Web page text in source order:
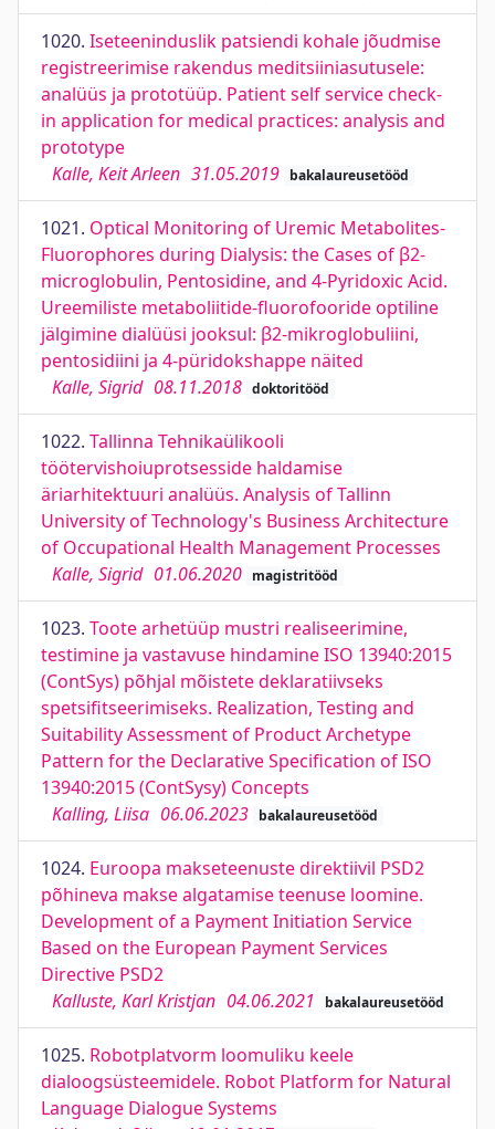
1020. Iseteeninduslik patsiendi kohale jõudmise
registreerimise rakendus meditsiiniasutusele:
analüüs ja prototüüp. Patient self service check-
in application for medical practices: analysis and
prototype
Kalle, Keit Arleen 31.05.2019 bakalaureusetööd
1021. Optical Monitoring of Uremic Metabolites-
Fluorophores during Dialysis: the Cases of β2-
microglobulin, Pentosidine, and 4-Pyridoxic Acid.
Ureemiliste metaboliitide-fluorofooride optiline
jälgimine dialüüsi jooksul: β2-mikroglobuliini,
pentosidiini ja 4-püridokshappe näited
Kalle, Sigrid 08.11.2018 doktoritööd
1022. Tallinna Tehnikaülikooli
töötervishoiuprotsesside haldamise
äriarhitektuuri analüüs. Analysis of Tallinn
University of Technology's Business Architecture
of Occupational Health Management Processes
Kalle, Sigrid 01.06.2020 magistritööd
1023. Toote arhetüüp mustri realiseerimine,
testimine ja vastavuse hindamine ISO 13940:2015
(ContSys) põhjal mõistete deklaratiivseks
spetsifitseerimiseks. Realization, Testing and
Suitability Assessment of Product Archetype
Pattern for the Declarative Specification of ISO
13940:2015 (ContSysy) Concepts
Kalling, Liisa 06.06.2023 bakalaureusetööd
1024. Euroopa makseteenuste direktiivil PSD2
põhineva makse algatamise teenuse loomine.
Development of a Payment Initiation Service
Based on the European Payment Services
Directive PSD2
Kalluste, Karl Kristjan 04.06.2021 bakalaureusetööd
1025. Robotplatvorm loomuliku keele
dialoogsüsteemidele. Robot Platform for Natural
Language Dialogue Systems